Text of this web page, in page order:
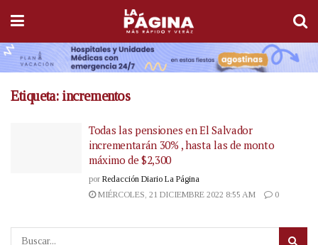
Etiqueta: incrementos
Todas las pensiones en El Salvador
incrementarán 30% , hasta las de monto
máximo de $2,300
por Redacción Diario La Página
MIÉRCOLES, 21 DICIEMBRE 2022 8:55 AM
0